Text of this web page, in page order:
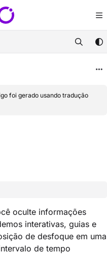
https://docs.document360.com/
exploring further.
foi gerado usando tradução
oculte informações
interativas, guias e
de desfoque em uma
de tempo